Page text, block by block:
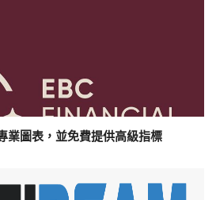
業圖表，並免費提供高級指標